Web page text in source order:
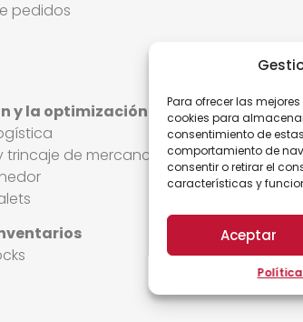
Para ofrecer las
cookies para
consentimiento de
comportamiento de
consentir o retirar el
características y
Aceptar
pedidos
y la optimización del transporte.
trincaje de mercancías